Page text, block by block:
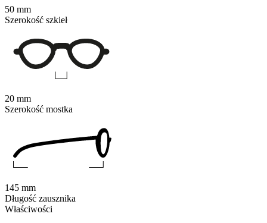
Właściwości
50 mm
Szerokość szkieł
20 mm
Szerokość mostka
145 mm
Długość zausznika